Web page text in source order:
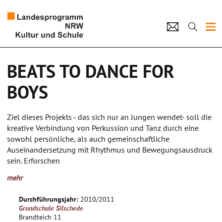
Künstlerpool
Kultur und Schule
home Impressum Datenschutz Kontakt
BEATS TO DANCE FOR
BOYS
Ziel dieses Projekts - das sich nur an Jungen wendet- soll die
kreative Verbindung von Perkussion und Tanz durch eine
sowohl persönliche, als auch gemeinschaftliche
Auseinandersetzung mit Rhythmus und Bewegungsausdruck
sein. Erforschen
tänzerische Kooperation und Suche nach einem
performativer Umsetzung werden Schritte auf dem Weg zur
Gestaltung einer bühnenreifen Präsentation
mehr
Durchführungsjahr: 2010/2011
Grundschule Silschede
Brandteich 11